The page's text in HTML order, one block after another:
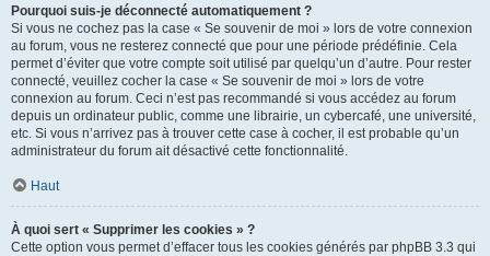
Pourquoi suis-je déconnecté automatiquement ?
Si vous ne cochez pas la case « Se souvenir de moi » lors de votre connexion
au forum, vous ne resterez connecté que pour une période prédéfinie. Cela
permet d’éviter que votre compte soit utilisé par quelqu’un d’autre. Pour rester
connecté, veuillez cocher la case « Se souvenir de moi » lors de votre
connexion au forum. Ceci n’est pas recommandé si vous accédez au forum
depuis un ordinateur public, comme une librairie, un cybercafé, une université,
etc. Si vous n’arrivez pas à trouver cette case à cocher, il est probable qu’un
administrateur du forum ait désactivé cette fonctionnalité.
Haut
À quoi sert « Supprimer les cookies » ?
Cette option vous permet d’effacer tous les cookies générés par phpBB 3.3 qui